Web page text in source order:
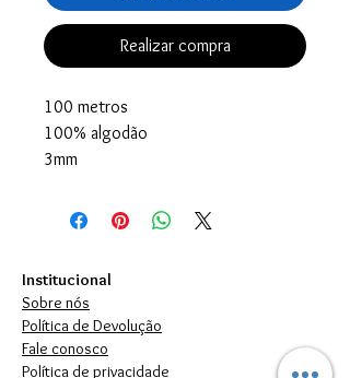
Realizar compra
100 metros
100% algodão
3mm
Institucional
Sobre nós
Política de Devolução
Fale conosco
Política de privacidade